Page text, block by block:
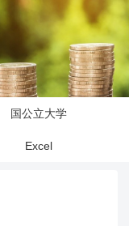
国公立大学
Excel